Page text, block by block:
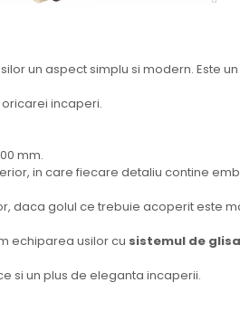
un aspect simplu si modern. Este
incaperi.
mm.
in care fiecare detaliu contine
daca golul ce trebuie acoperit este
echiparea usilor cu sistemul de
si un plus de eleganta incaperii.